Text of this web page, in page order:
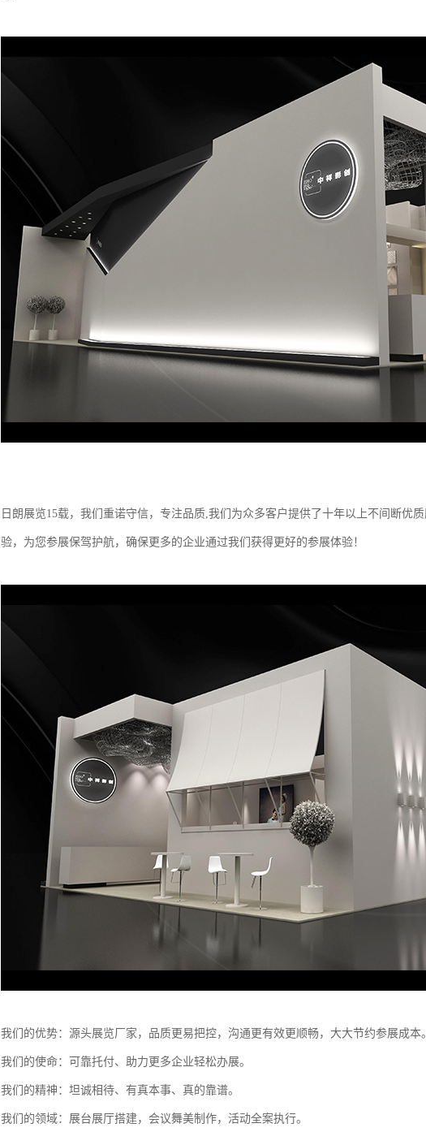
日朗展览15载，我们重诺守信，专注品质,我们为众多客户提供了十年以上不间断优
验，为您参展保驾护航，确保更多的企业通过我们获得更好的参展体验！
我们的优势：源头展览厂家，品质更易把控，沟通更有效更顺畅，大大节约参展成本。
我们的使命：可靠托付、助力更多企业轻松办展。
我们的精神：坦诚相待、有真本事、真的靠谱。
我们的领域：展台展厅搭建，会议舞美制作，活动全案执行。